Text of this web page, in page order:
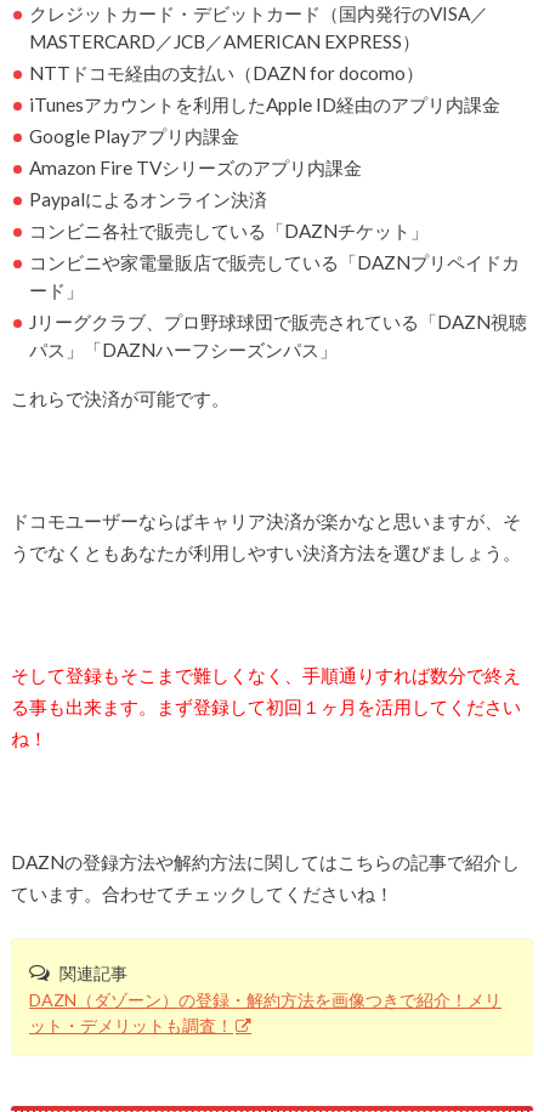
クレジットカード・デビットカード（国内発行のVISA／
MASTERCARD／JCB／AMERICAN EXPRESS）
NTTドコモ経由の支払い（DAZN for docomo）
iTunesアカウントを利用したApple ID経由のアプリ内課金
Google Playアプリ内課金
Amazon Fire TVシリーズのアプリ内課金
Paypalによるオンライン決済
コンビニ各社で販売している「DAZNチケット」
コンビニや家電量販店で販売している「DAZNプリペイドカ
ード」
Jリーグクラブ、プロ野球球団で販売されている「DAZN視聴
パス」「DAZNハーフシーズンパス」
これらで決済が可能です。
ドコモユーザーならばキャリア決済が楽かなと思いますが、そ
うでなくともあなたが利用しやすい決済方法を選びましょう。
そして登録もそこまで難しくなく、手順通りすれば数分で終え
る事も出来ます。まず登録して初回１ヶ月を活用してください
ね！
DAZNの登録方法や解約方法に関してはこちらの記事で紹介し
ています。合わせてチェックしてくださいね！
関連記事
DAZN（ダゾーン）の登録・解約方法を画像つきで紹介！メリ
ット・デメリットも調査！